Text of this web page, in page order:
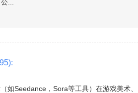
...
:
如Seedance，Sora等工具）在游戏美术